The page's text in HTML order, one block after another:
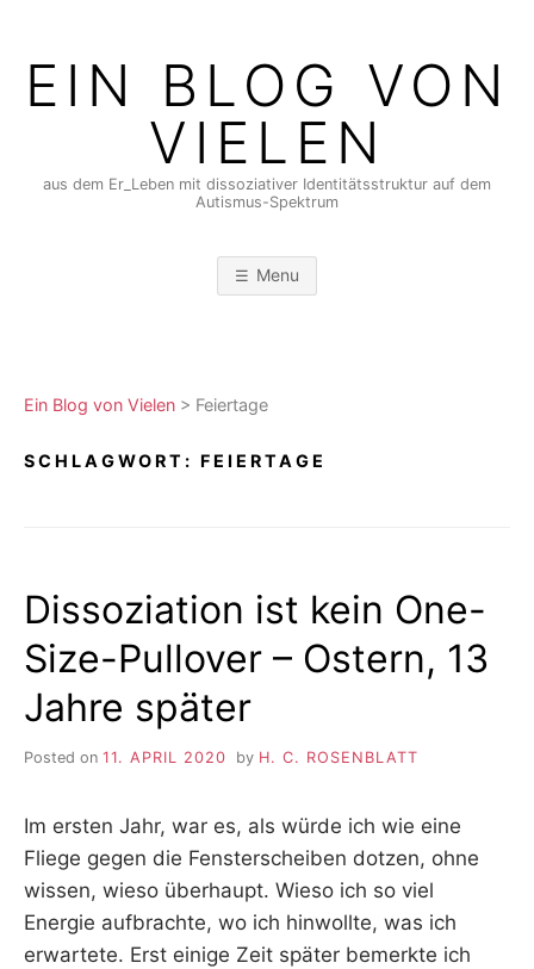
contentEIN BLOG VON
VIELEN
aus dem Er_Leben mit dissoziativer Identitätsstruktur auf dem
Autismus-Spektrum
Menu
Ein Blog von Vielen > Feiertage
SCHLAGWORT: FEIERTAGE
Dissoziation ist kein One-
Size-Pullover – Ostern, 13
Jahre später
Posted on 11. APRIL 2020 by H. C. ROSENBLATT
Im ersten Jahr, war es, als würde ich wie eine
Fliege gegen die Fensterscheiben dotzen, ohne
wissen, wieso überhaupt. Wieso ich so viel
Energie aufbrachte, wo ich hinwollte, was ich
erwartete. Erst einige Zeit später bemerkte ich